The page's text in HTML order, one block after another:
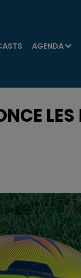
AGENDA